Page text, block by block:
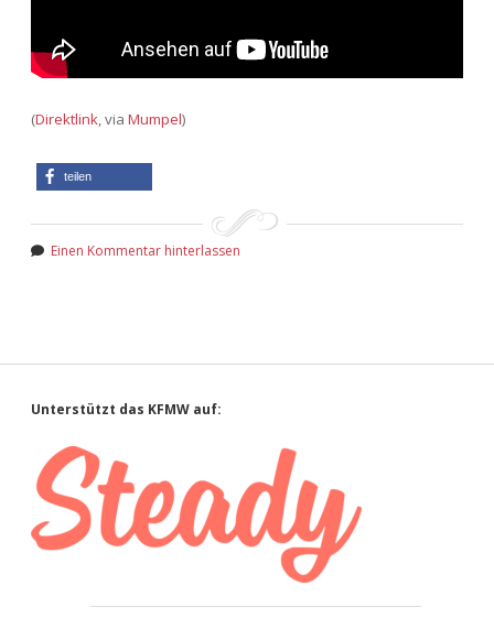
(Direktlink, via Mumpel)
teilen
Einen Kommentar hinterlassen
Sidebar
Unterstützt das KFMW auf: